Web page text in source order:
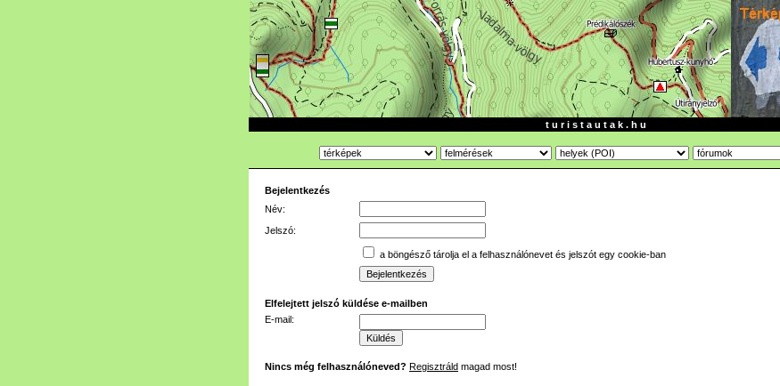
t u r i s t a u t a k . h u
Bejelentkezés
Név:
Jelszó:
a böngésző tárolja el a felhasználónevet és jelszót egy cookie-ban
Elfelejtett jelszó küldése e-mailben
E-mail:
Nincs még felhasználóneved? Regisztráld magad most!